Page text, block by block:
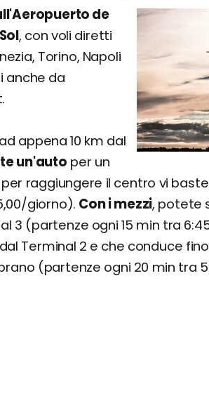
de
, con voli diretti
Torino, Napoli
anche da
appena 10 km dal
un'auto per un
raggiungere il centro vi
giorno). Con i mezzi, potete
3 (partenze ogni 15 min tra
Terminal 2 e che conduce
(partenze ogni 20 min tra